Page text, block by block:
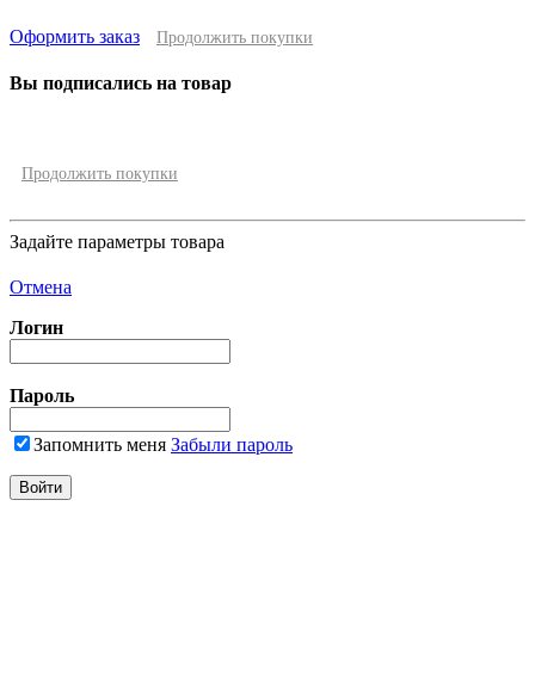
Оформить заказ Продолжить покупки
Вы подписались на товар
Продолжить покупки
Задайте параметры товара
Отмена
Логин
Пароль
Запомнить меня Забыли пароль